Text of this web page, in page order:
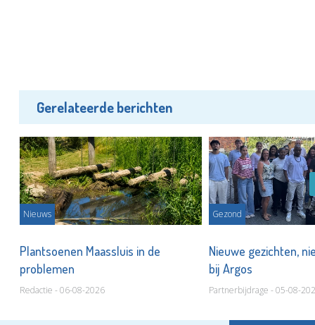
Gerelateerde berichten
Nieuws
Plantsoenen Maassluis in de
problemen
Redactie - 06-08-2026
Gezond
Nieuwe gezichten,
bij Argos
Partnerbijdrage - 05-08-